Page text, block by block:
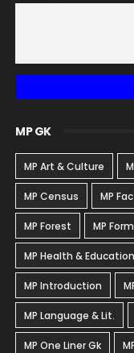
MP GK
MP Art & Culture
MP Census MP
MP Forest MP
MP Health & Education
MP Introduction
MP Language & Lit.
MP One Liner Gk